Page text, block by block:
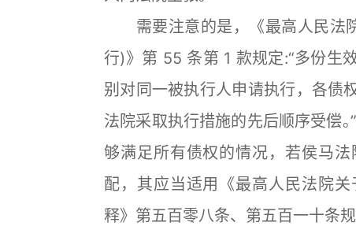
需要注意的是，《最高人民法
行)》第 55 条第 1 款规定:“多份生
别对同一被执行人申请执行，各债
法院采取执行措施的先后顺序受偿
够满足所有债权的情况，若侯马
配，其应当适用《最高人民法院
释》第五百零八条、第五百一十条